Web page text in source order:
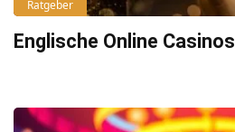
Ratgeber
Englische Online Casinos